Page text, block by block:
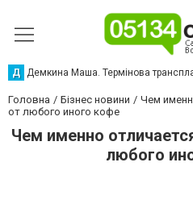
Д Демкина Маша. Термінова
Головна Бізнес новини
Чем
от любого иного кофе
Чем именно
любого